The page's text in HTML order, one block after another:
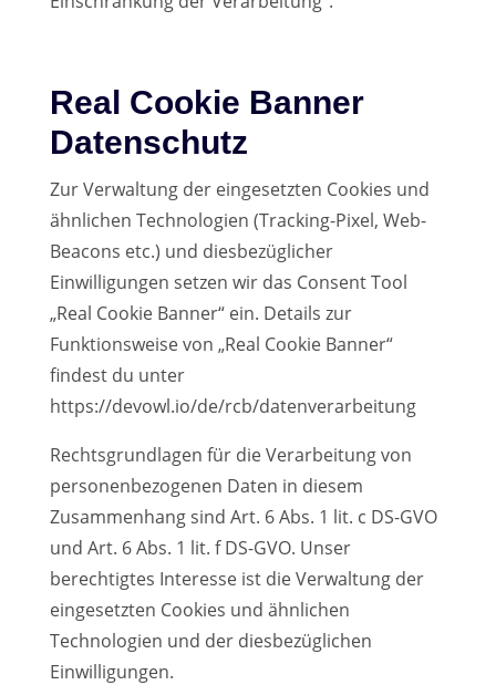
Real Cookie Banner
Datenschutz
Zur Verwaltung der eingesetzten Cookies und
ähnlichen Technologien (Tracking-Pixel, Web-
Beacons etc.) und diesbezüglicher
Einwilligungen setzen wir das Consent Tool
„Real Cookie Banner“ ein. Details zur
Funktionsweise von „Real Cookie Banner“
findest du unter
https://devowl.io/de/rcb/datenverarbeitung
Rechtsgrundlagen für die Verarbeitung von
personenbezogenen Daten in diesem
Zusammenhang sind Art. 6 Abs. 1 lit. c DS-GVO
und Art. 6 Abs. 1 lit. f DS-GVO. Unser
berechtigtes Interesse ist die Verwaltung der
eingesetzten Cookies und ähnlichen
Technologien und der diesbezüglichen
Einwilligungen.